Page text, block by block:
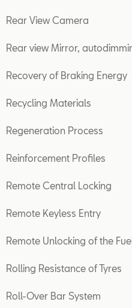
Rear View Camera
Rear view Mirror,
Recovery of Braking Energy
Recycling Materials
Regeneration Process
Reinforcement Profiles
Remote Central Locking
Remote Keyless Entry
Remote Unlocking of the
Rolling Resistance of Tyres
Roll-Over Bar System